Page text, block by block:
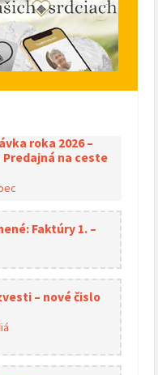
roka 2026 –
na ceste
Faktúry 1. –
– nové čislo